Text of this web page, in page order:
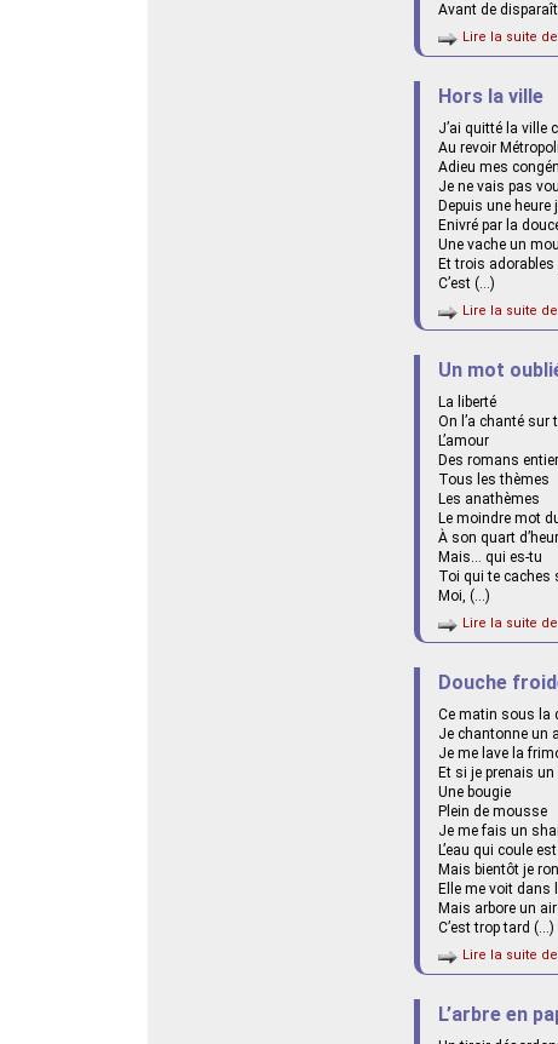
Avant de
Lire la suite
Hors la ville
J’ai quitté la ville
Au revoir
Adieu mes
Je ne vais pas
Depuis une
Enivré par la
Une vache un
Et trois
C’est (…)
Lire la suite
Un mot
La liberté
On l’a chanté sur
L’amour
Des romans
Tous les thèmes
Les anathèmes
Le moindre mot
À son quart
Mais… qui es-tu
Toi qui te caches
Moi, (…)
Lire la suite
Douche
Ce matin sous la
Je chantonne un
Je me lave la
Et si je prenais un
Une bougie
Plein de mousse
Je me fais un
L’eau qui coule
Mais bientôt je
Elle me voit dans
Mais arbore un
C’est trop tard (…)
Lire la suite
L’arbre en